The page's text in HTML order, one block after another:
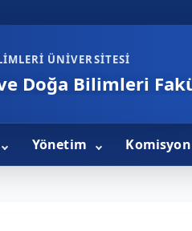
ÜNIVERSITESI
Doğa Bilimleri
Yönetim